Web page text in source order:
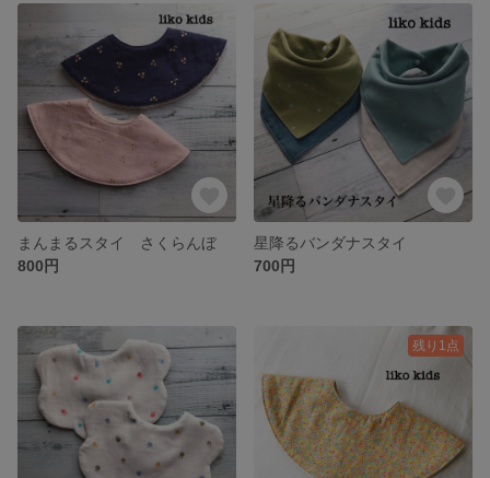
まんまるスタイ さくらんぼ
800円
星降るバンダナスタイ
700円
残り1点